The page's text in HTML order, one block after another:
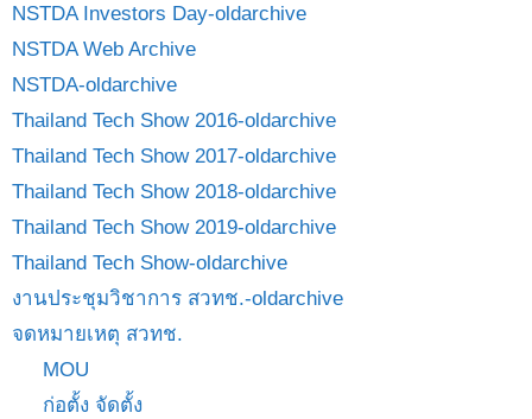
NSTDA Investors Day-oldarchive
NSTDA Web Archive
NSTDA-oldarchive
Thailand Tech Show 2016-oldarchive
Thailand Tech Show 2017-oldarchive
Thailand Tech Show 2018-oldarchive
Thailand Tech Show 2019-oldarchive
Thailand Tech Show-oldarchive
งานประชุมวิชาการ สวทช.-oldarchive
จดหมายเหตุ สวทช.
MOU
ก่อตั้ง จัดตั้ง